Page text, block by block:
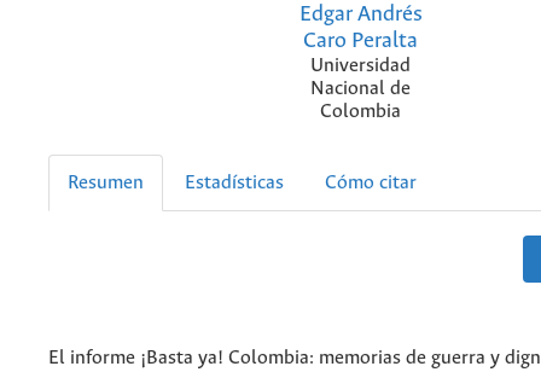
Edgar Andrés
Caro Peralta
Universidad
Nacional de
Colombia
Resumen Estadísticas Cómo citar
El informe ¡Basta ya! Colombia: memorias de guerra y